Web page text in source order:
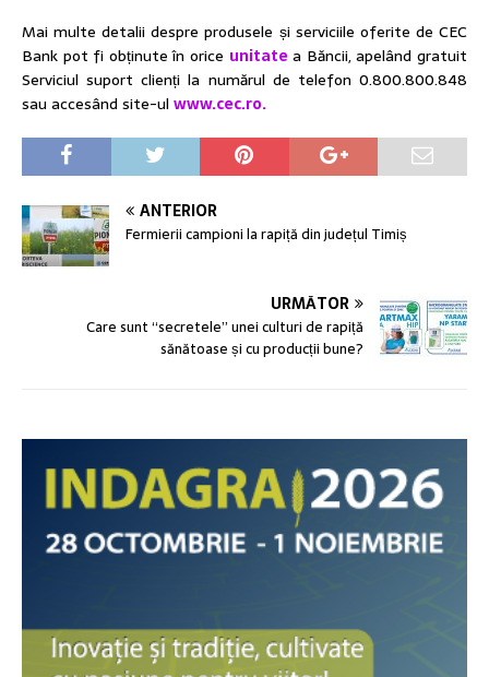
Mai multe detalii despre produsele și serviciile oferite de CEC
Bank pot fi obținute în orice unitate a Băncii, apelând gratuit
Serviciul suport clienți la numărul de telefon 0.800.800.848
sau accesând site-ul www.cec.ro.
ANTERIOR
Fermierii campioni la rapiță din județul Timiș
URMĂTOR
Care sunt “secretele” unei culturi de rapiță
sănătoase și cu producții bune?